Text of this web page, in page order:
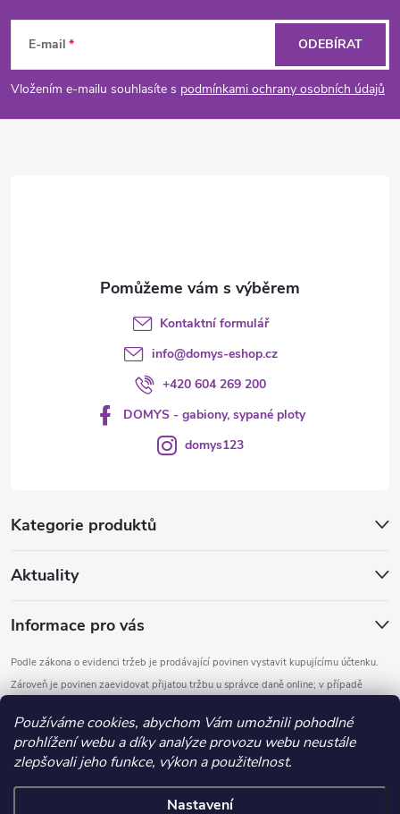
Používáme cookies, abychom Vám umožnili pohodlné
prohlížení webu a díky analýze provozu webu neustále
zlepšovali jeho funkce, výkon a použitelnost.
Nastavení
p
a
E-mail
Vložením e-mailu souhlasíte s podmínkami ochrany osobních údajů
ODEBÍRAT
Kategorie produktů
Aktuality
Informace pro vás
Podle zákona o evidenci tržeb je prodávající povinen vystavit kupujícímu účtenku.
Zároveň je povinen zaevidovat přijatou tržbu u správce daně online; v případě
Kontaktní formulář
info@domys-eshop.cz
+420 604 269 200
DOMYS - gabiony, sypané ploty
domys123
Copyright 2026DOMYS. Všechna práva vyhrazena.